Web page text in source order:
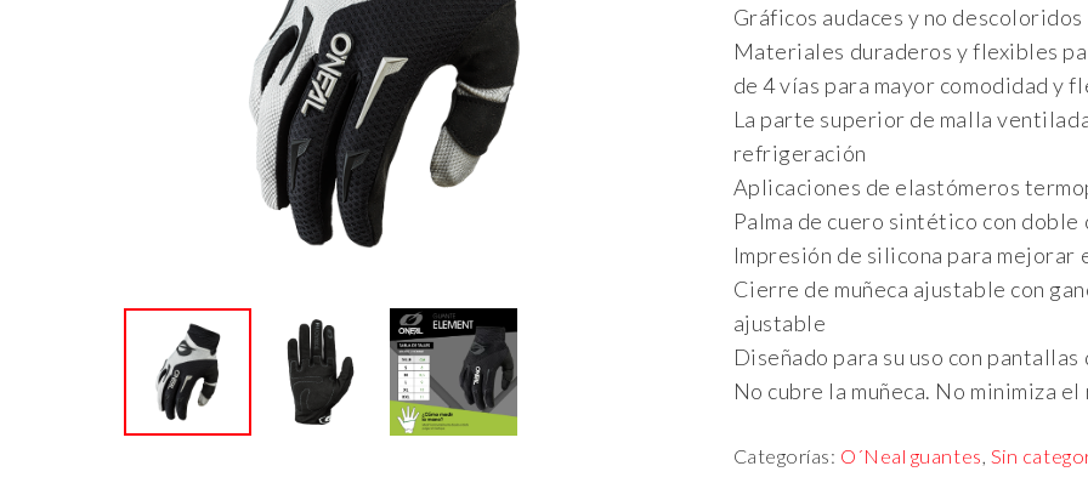
Gráficos audaces y no descoloridos
Materiales duraderos y flexibles
de 4 vías para mayor comodidad y
La parte superior de malla
refrigeración
Aplicaciones de elastómeros
Palma de cuero sintético con doble
Impresión de silicona para
Cierre de muñeca ajustable con
ajustable
Diseñado para su uso con
No cubre la muñeca. No minimiza
Categorías: O´Neal guantes, Sin